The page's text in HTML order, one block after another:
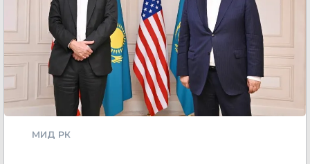
МИД РК